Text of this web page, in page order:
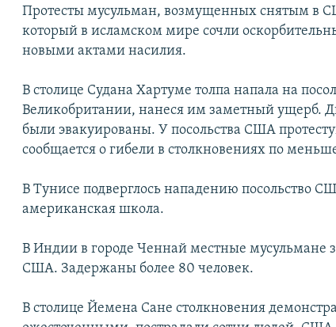
Протесты мусульман, возмущенных снятым в
который в исламском мире сочли
новыми актами насилия.
В столице Судана Хартуме толпа напала на
Великобритании, нанеся им заметный ущерб.
были эвакуированы. У посольства США
сообщается о гибели в столкновениях по
В Тунисе подверглось нападению посольство
американская школа.
В Индии в городе Ченнай местные мусульмане
США. Задержаны более 80 человек.
В столице Йемена Сане столкновения